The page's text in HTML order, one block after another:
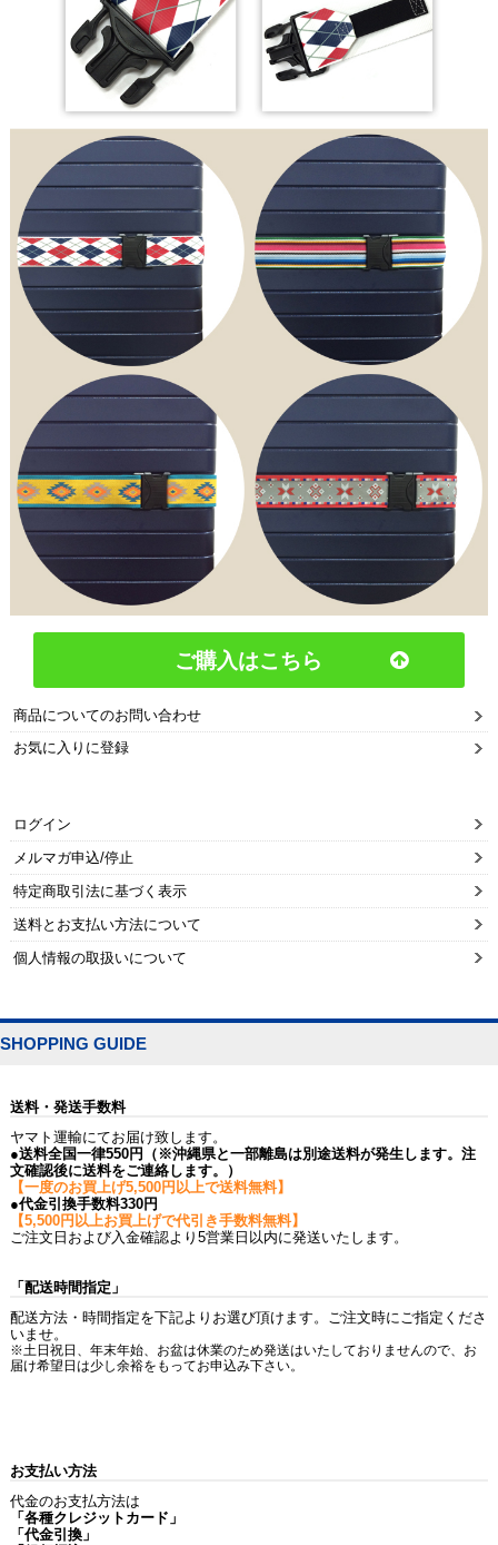
ご購入はこちら
商品についてのお問い合わせ
お気に入りに登録
ログイン
メルマガ申込/停止
特定商取引法に基づく表示
送料とお支払い方法について
個人情報の取扱いについて
SHOPPING GUIDE
送料・発送手数料
ヤマト運輸にてお届け致します。
●送料全国一律550円（※沖縄県と一部離島は別途送料が発生します。注
文確認後に送料をご連絡します。）
【一度のお買上げ5,500円以上で送料無料】
●代金引換手数料330円
【5,500円以上お買上げで代引き手数料無料】
ご注文日および入金確認より5営業日以内に発送いたします。
「配送時間指定」
配送方法・時間指定を下記よりお選び頂けます。ご注文時にご指定くださ
いませ。
※土日祝日、年末年始、お盆は休業のため発送はいたしておりませんので、お
届け希望日は少し余裕をもってお申込み下さい。
お支払い方法
代金のお支払方法は
「各種クレジットカード」
「代金引換」